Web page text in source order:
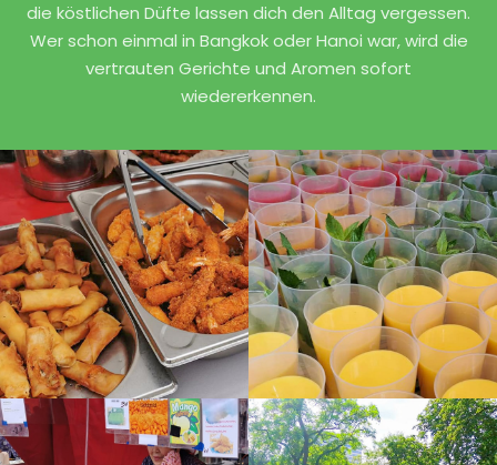
die köstlichen Düfte lassen dich den Alltag vergessen.
Wer schon einmal in Bangkok oder Hanoi war, wird die
vertrauten Gerichte und Aromen sofort
wiedererkennen.